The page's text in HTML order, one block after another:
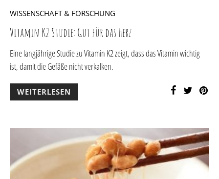
WISSENSCHAFT & FORSCHUNG
Vitamin K2 Studie: Gut für das Herz
Eine langjährige Studie zu Vitamin K2 zeigt, dass das Vitamin wichtig
ist, damit die Gefäße nicht verkalken.
WEITERLESEN